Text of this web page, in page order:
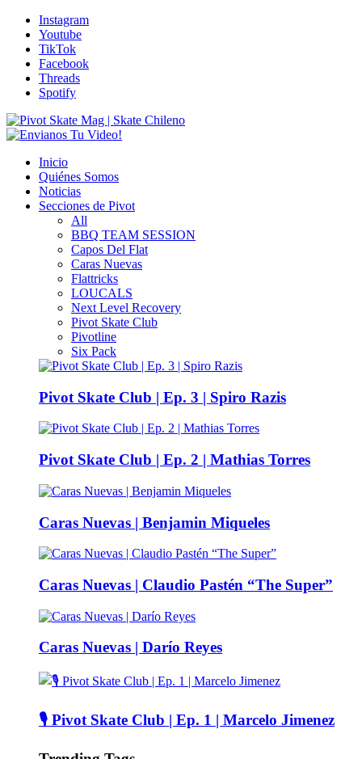
Instagram
Youtube
TikTok
Facebook
Threads
Spotify
Inicio
Quiénes Somos
Noticias
Secciones de Pivot
All
BBQ TEAM SESSION
Capos Del Flat
Caras Nuevas
Flattricks
LOUCALS
Next Level Recovery
Pivot Skate Club
Pivotline
Six Pack
Pivot Skate Club | Ep. 3 | Spiro Razis
Pivot Skate Club | Ep. 2 | Mathias Torres
Caras Nuevas | Benjamin Miqueles
Caras Nuevas | Claudio Pastén “The Super”
Caras Nuevas | Darío Reyes
🎙️ Pivot Skate Club | Ep. 1 | Marcelo Jimenez